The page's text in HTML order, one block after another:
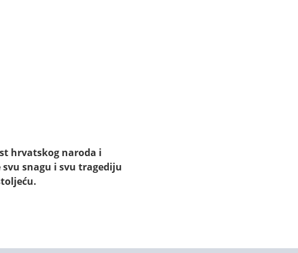
hrvatskog naroda i
snagu i svu tragediju